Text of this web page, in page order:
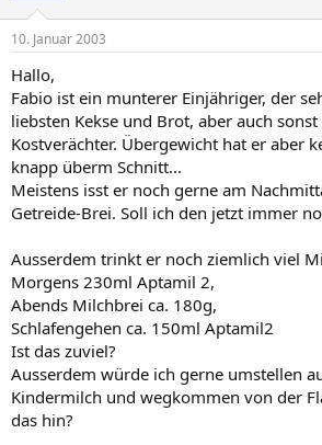
n
t
a
r
t
e
r
d
a
u
m
10. Januar 2003
Hallo,
Fabio ist ein munterer Einjähriger, der
liebsten Kekse und Brot, aber auch
Kostverächter. Übergewicht hat er aber
knapp überm Schnitt...
Meistens isst er noch gerne am
Getreide-Brei. Soll ich den jetzt immer
Ausserdem trinkt er noch ziemlich viel
Morgens 230ml Aptamil 2,
Abends Milchbrei ca. 180g,
Schlafengehen ca. 150ml Aptamil2
Ist das zuviel?
Ausserdem würde ich gerne umstellen
Kindermilch und wegkommen von der
das hin?